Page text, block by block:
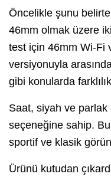
Öncelikle şunu
46mm olmak üzere
test için 46mm Wi-Fi
versiyonuyla
gibi konularda
Saat, siyah ve parlak
seçeneğine sahip.
sportif ve klasik
Ürünü kutudan